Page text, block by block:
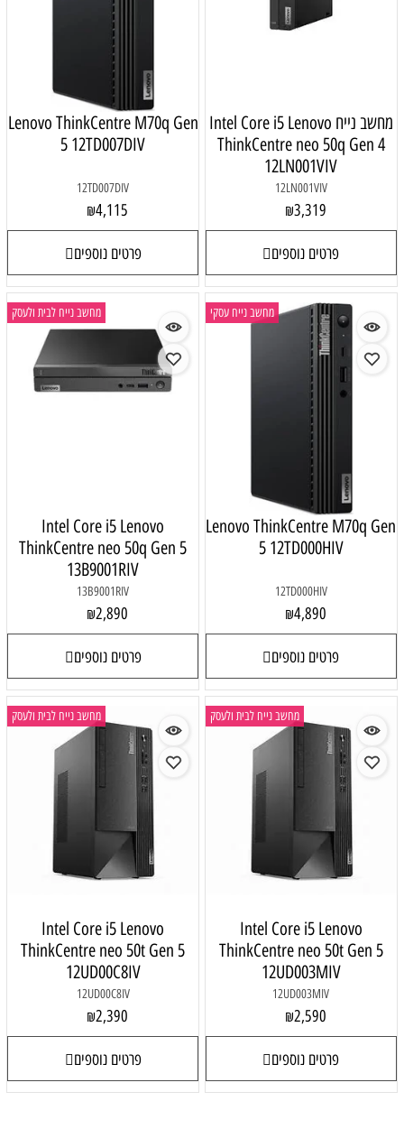
מחשב נייח Intel Core i5 Lenovo
ThinkCentre neo 50q Gen 4
12LN001VIV
12LN001VIV
₪3,319
פרטים נוספים
Lenovo ThinkCentre M70q Gen
5 12TD007DIV
12TD007DIV
₪4,115
פרטים נוספים
מחשב נייח עסקי
Lenovo ThinkCentre M70q Gen
5 12TD000HIV
12TD000HIV
₪4,890
פרטים נוספים
מחשב נייח לבית ולעסק
Intel Core i5 Lenovo
ThinkCentre neo 50q Gen 5
13B9001RIV
13B9001RIV
₪2,890
פרטים נוספים
מחשב נייח לבית ולעסק
Intel Core i5 Lenovo
ThinkCentre neo 50t Gen 5
12UD003MIV
12UD003MIV
₪2,590
פרטים נוספים
מחשב נייח לבית ולעסק
Intel Core i5 Lenovo
ThinkCentre neo 50t Gen 5
12UD00C8IV
12UD00C8IV
₪2,390
פרטים נוספים